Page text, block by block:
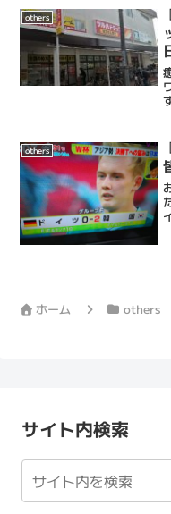
others
others
ホーム others
サイト内検索